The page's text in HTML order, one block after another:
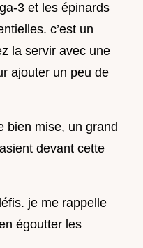
3 et les épinards
c’est un
la servir avec une
ajouter un peu de
bien mise, un grand
devant cette
je me rappelle
égoutter les